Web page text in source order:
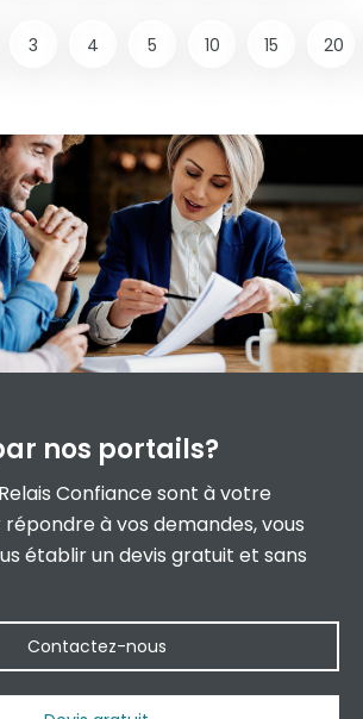
3 4 5 10 15 20
nos portails?
Confiance sont à votre
à vos demandes, vous
établir un devis gratuit et sans
Contactez-nous